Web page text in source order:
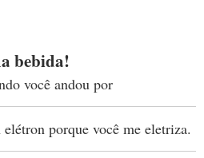
bebida!
você andou por
porque você me eletriza.